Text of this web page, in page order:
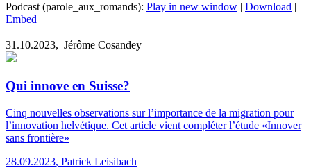
Podcast (parole_aux_romands): Play in new window | Download |
Embed
31.10.2023, Jérôme Cosandey
Qui innove en Suisse?
Cinq nouvelles observations sur l’importance de la migration pour
l’innovation helvétique. Cet article vient compléter l’étude «Innover
sans frontière»
28.09.2023, Patrick Leisibach